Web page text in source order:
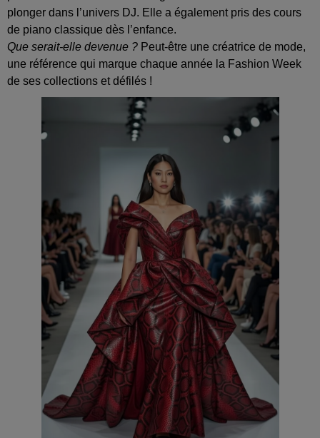
plonger dans l’univers DJ. Elle a également pris des cours
de piano classique dès l’enfance.
Que serait‑elle devenue ? Peut‑être une créatrice de mode,
une référence qui marque chaque année la Fashion Week
de ses collections et défilés !